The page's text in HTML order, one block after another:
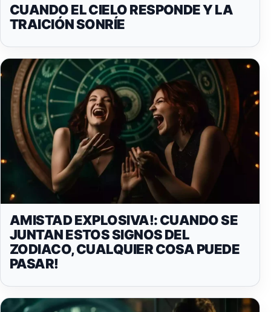
CUANDO EL CIELO RESPONDE Y LA
TRAICIÓN SONRÍE
AMISTAD EXPLOSIVA!: CUANDO SE
JUNTAN ESTOS SIGNOS DEL
ZODIACO, CUALQUIER COSA PUEDE
PASAR!